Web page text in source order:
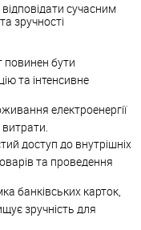
сучасним
зручності
бути
та інтенсивне
електроенергії
доступ до внутрішніх
та проведення
банківських карток,
зручність для